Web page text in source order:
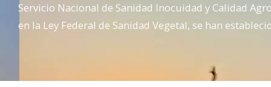
Servicio Nacional de Sanidad Inocuidad y Calidad
en la Ley Federal de Sanidad Vegetal, se han